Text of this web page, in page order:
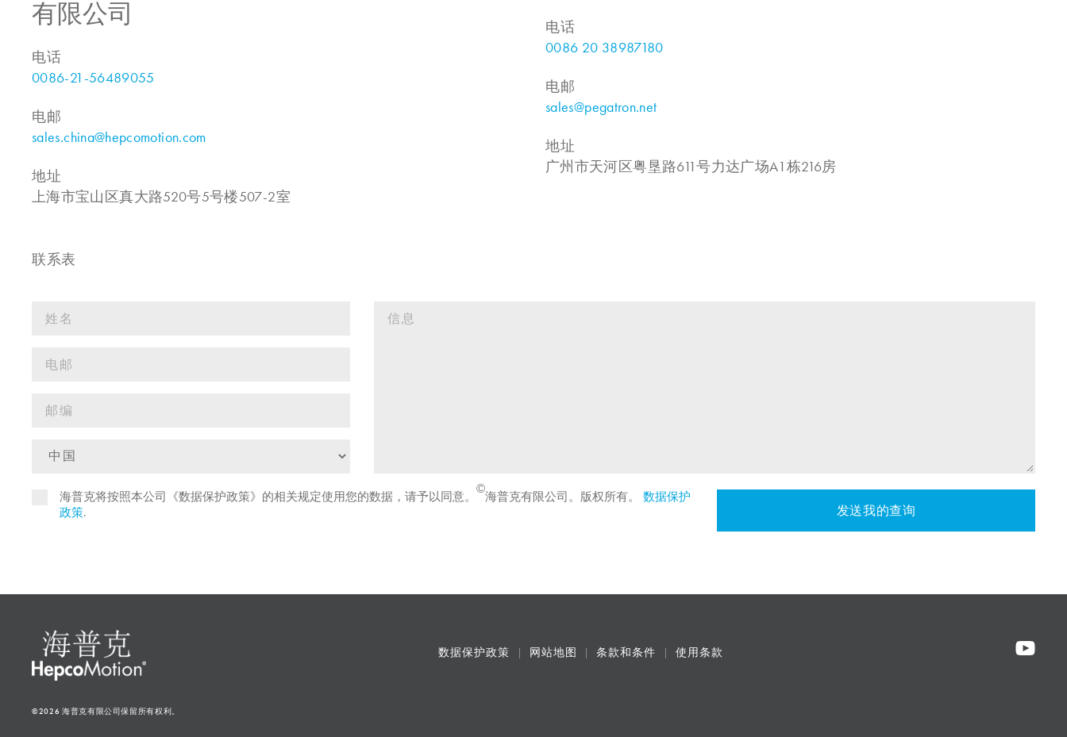
有限公司
电话
0086-21-56489055
电邮
sales.china@hepcomotion.com
地址
上海市宝山区真大路520号5号楼507-2室
电话
0086 20 38987180
电邮
sales@pegatron.net
地址
广州市天河区粤垦路611号力达广场A1栋216房
联系表
海普克将按照本公司《数据保护政策》的相关规定使用您的数据，请予以同意。
©
海普克有限公司。版权所有。 数据保护
政策. 发送我的查询
数据保护政策 网站地图 条款和条件 使用条款
©2026 海普克有限公司保留所有权利。